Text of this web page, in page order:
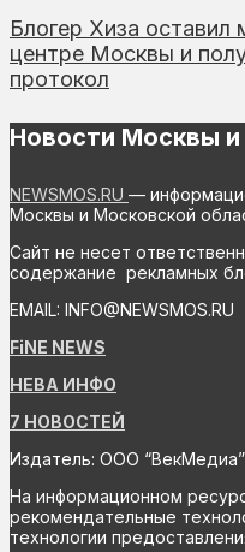
Блогер Хиза оставил
центре Москвы и
протокол
Новости Москвы
NEWSMOS.RU —
Москвы и Московской
Сайт не несет
содержание рекламных
EMAIL: INFO@NEWSMOS.RU
FiNE NEWS
НЕВА ИНФО
7 НОВОСТЕЙ
Издатель: ООО “ВекМедиа”
На информационном
рекомендательные
технологии